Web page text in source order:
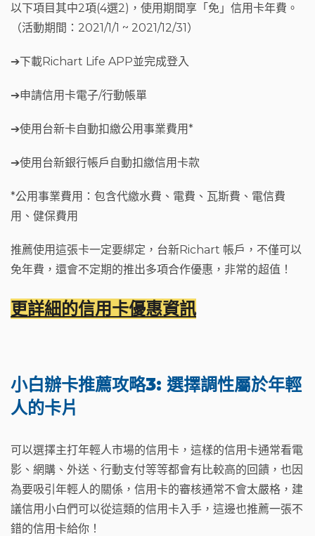
以下項目其中2項(4選2)，使用期間享「免」信用卡年費。
（活動期間：2021/1/1 ~ 2021/12/31）
➔下載Richart Life APP並完成登入
➔申請信用卡電子/行動帳單
➔使用台新卡自動扣繳公用事業費用*
➔使用台新銀行帳戶自動扣繳信用卡款
*公用事業費用：包含代繳水費、電費、瓦斯費、電信費
用、健保費用
推薦使用這張卡一定要綁定，台新Richart 帳戶，不僅可以
免年費，還會不定期的推出多項合作優惠，非常的超值！
更詳細的信用卡優惠資訊
小白辦卡推薦攻略3: 選擇調性屬於年輕
人的卡片
可以選擇主打年輕人市場的信用卡，這樣的信用卡通常看電
影、網購、外送、行動支付等等都會有比較高的回饋，也因
為要吸引年輕人的關係，信用卡的審核通常不會太嚴格，建
議信用小白們可以從這類的信用卡入手，這邊也推薦一張不
錯的信用卡給你！